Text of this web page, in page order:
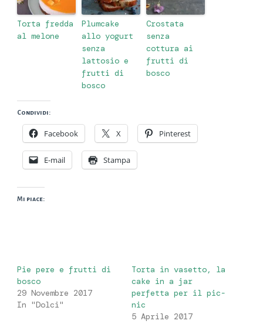
Torta fredda
al melone
Plumcake
allo yogurt
senza
lattosio e
frutti di
bosco
Crostata
senza
cottura ai
frutti di
bosco
Condividi:
Facebook X Pinterest
E-mail Stampa
Mi piace:
Pie pere e frutti di
bosco
29 Novembre 2017
In "Dolci"
Torta in vasetto, la
cake in a jar
perfetta per il pic-
nic
5 Aprile 2017